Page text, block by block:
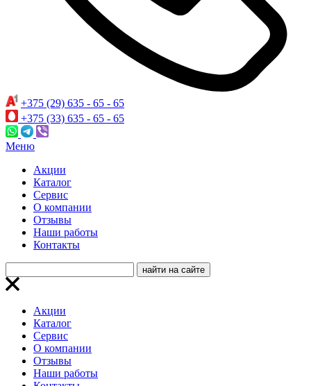
+375 (29) 635 - 65 - 65
+375 (33) 635 - 65 - 65
Меню
Акции
Каталог
Сервис
О компании
Отзывы
Наши работы
Контакты
Акции
Каталог
Сервис
О компании
Отзывы
Наши работы